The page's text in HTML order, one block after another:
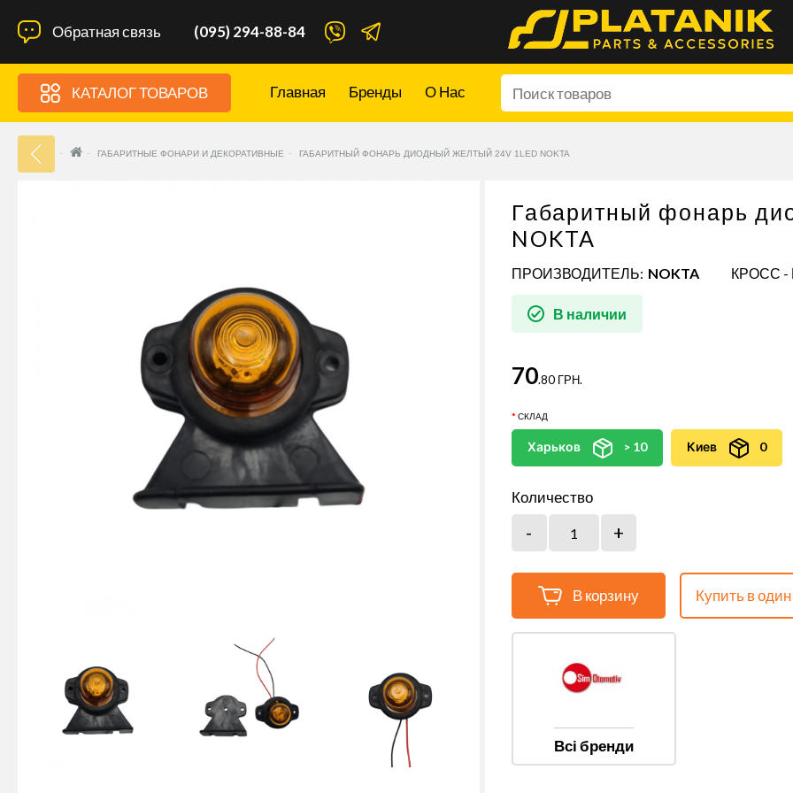
Обратная связь (095) 294-88-84
КАТАЛОГ ТОВАРОВ Главная Бренды О Нас
ГАБАРИТНЫЕ ФОНАРИ И ДЕКОРАТИВНЫЕ ГАБАРИТНЫЙ ФОНАРЬ ДИОДНЫЙ ЖЕЛТЫЙ 24V 1LED NOKTA
Габаритный фонарь
NOKTA
ПРОИЗВОДИТЕЛЬ: NOKTA КРОСС -
В наличии
70.80 ГРН.
СКЛАД
Харьков > 10 Киев 0
Количество
В корзину Купить в один
Всі бренди